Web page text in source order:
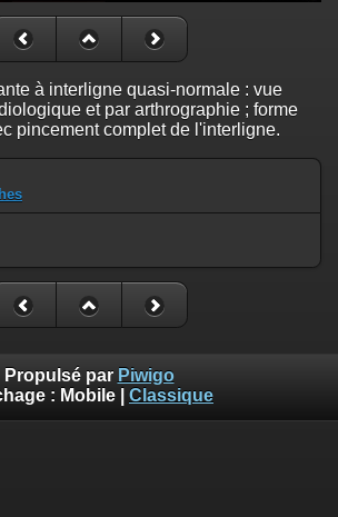
à interligne quasi-normale : vue
et par arthrographie ; forme
pincement complet de l'interligne.
Propulsé par Piwigo
: Mobile Classique